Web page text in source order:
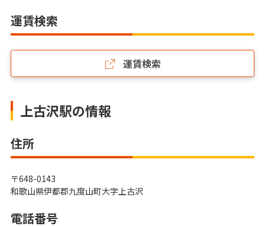
運賃検索
運賃検索
上古沢駅の情報
住所
〒648-0143
和歌山県伊都郡九度山町大字上古沢
電話番号